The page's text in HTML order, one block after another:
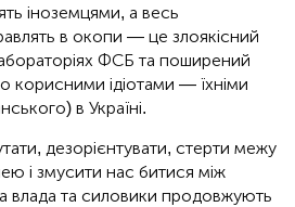
іноземцями, а весь
в окопи — це злоякісний
ФСБ та поширений
корисними ідіотами — їхніми
в Україні.
дезорієнтувати, стерти межу
і змусити нас битися між
та силовики продовжують